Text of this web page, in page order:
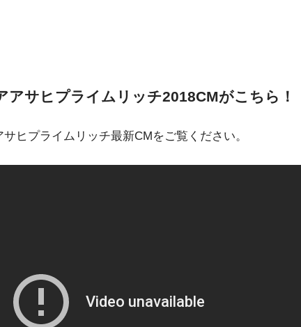
アサヒプライムリッチ2018CMがこちら！
ヒプライムリッチ最新CMをご覧ください。